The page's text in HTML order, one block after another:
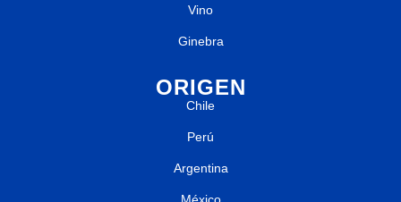
Vino
Ginebra
ORIGEN
Chile
Perú
Argentina